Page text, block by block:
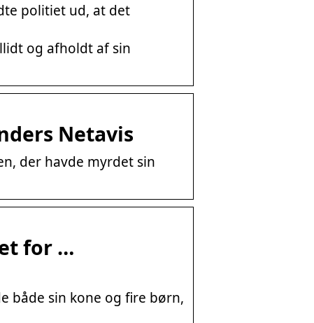
politiet ud, at det
og afholdt af sin
Netavis
der havde myrdet sin
for …
både sin kone og fire børn,